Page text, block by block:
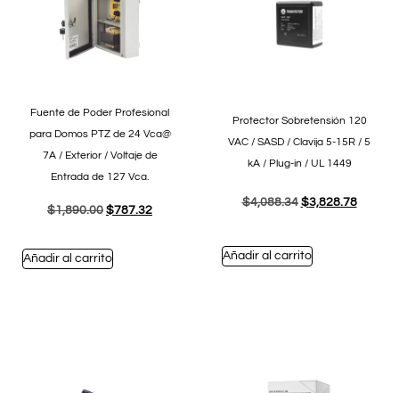
Fuente de Poder Profesional
para Domos PTZ de 24 Vca@
7A / Exterior / Voltaje de
Entrada de 127 Vca.
$1,890.00 $787.32
Añadir al carrito
Protector Sobretensión 120
VAC / SASD / Clavija 5-15R / 5
kA / Plug-in / UL 1449
$4,088.34 $3,828.78
Añadir al carrito